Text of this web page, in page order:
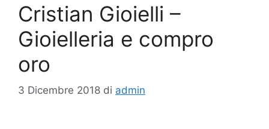
Cristian Gioielli –
Gioielleria e compro
oro
3 Dicembre 2018 di admin